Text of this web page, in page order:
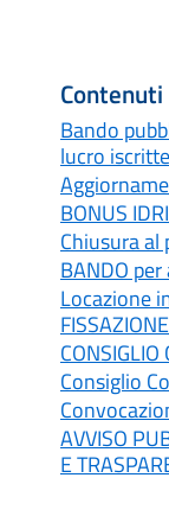
Bando
lucro
BONUS
Chiusura
BANDO
Locazione
Consiglio
AVVISO
E